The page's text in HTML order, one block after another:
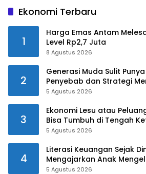
Ekonomi Terbaru
1
Harga Emas Antam
Level Rp2,7 Juta
8 Agustus 2026
2
Generasi Muda Sulit
Penyebab dan Strategi
5 Agustus 2026
3
Ekonomi Lesu atau
Bisa Tumbuh di Tengah
5 Agustus 2026
4
Literasi Keuangan Sejak
Mengajarkan Anak
5 Agustus 2026